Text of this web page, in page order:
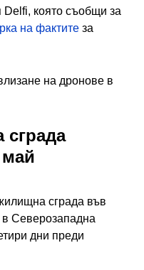
която съобщи за
на фактите за
на дронове в
сграда
май
сграда във
Северозападна
дни преди